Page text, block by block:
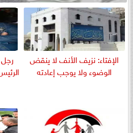
الإفتاء: نزيف الأنف لا ينقض
الوضوء ولا يوجب إعادته